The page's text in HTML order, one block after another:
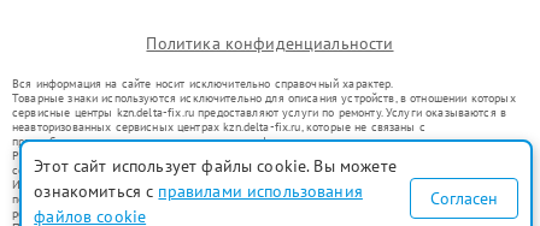
Политика конфиденциальности
Вся информация на сайте носит исключительно справочный характер.
Товарные знаки используются исключительно для описания устройств, в отношении которых
сервисные центры kzn.delta-fix.ru предоставляют услуги по ремонту. Услуги оказываются в
неавторизованных сервисных центрах kzn.delta-fix.ru, которые не связаны с
правообладателями товарных знаков или их официальными представителями.
Ремонт осуществляется для устройств, уже введенных в гражданский оборот в соответствии
со статьей 1487 ГК РФ.
Использование товарных знаков не преследует цели индивидуализации услуг или введения
потребителей в заблуждение, а служит для информирования о предоставляемых услугах по
ремонту техники указанных брендов.
Этот сайт использует файлы cookie. Вы можете
ознакомиться с правилами использования
файлов cookie
Согласен